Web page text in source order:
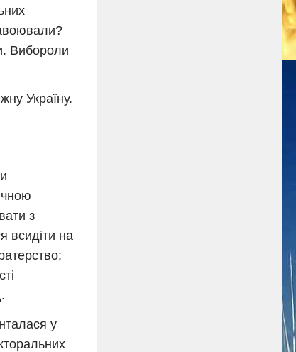
Вибороли
Україну.
з
всидіти на
у